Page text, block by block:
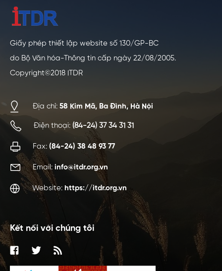
Giấy phép thiết lập website số 130/GP-BC
do Bộ Văn hóa-Thông tin cấp ngày 22/08/2005.
Copyright©2018 ITDR
Địa chỉ: 58 Kim Mã, Ba Đình, Hà Nội
Điện thoại: (84-24) 37 34 31 31
Fax: (84-24) 38 48 93 77
Email: info@itdr.org.vn
Website: https://itdr.org.vn
Kết nối với chúng tôi